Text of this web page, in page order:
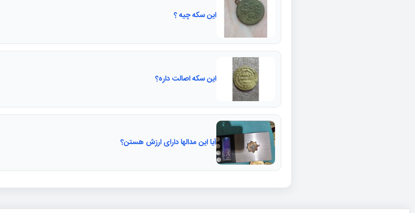
این سکه چیه ؟
این سکه اصالت داره؟
آیا این مدالها دارای ارزش هستن؟